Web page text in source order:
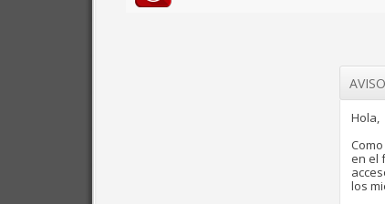
Hola,
en el
los